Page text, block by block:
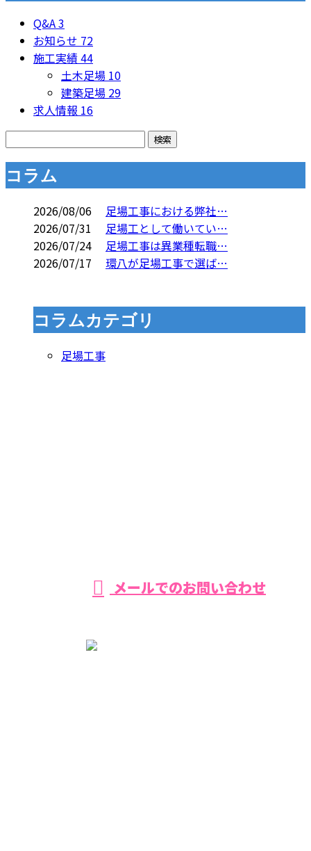
Q&A3
お知らせ 72
施工実績44
土木足場 10
建築足場 29
求人情報 16
コラム
2026/08/06
足場工事における弊社…
2026/07/31
足場工として働いてい…
2026/07/24
足場工事は異業種転職…
2026/07/17
環八が足場工事で選ば…
コラムカテゴリ
足場工事
メールでのお問い合わせ